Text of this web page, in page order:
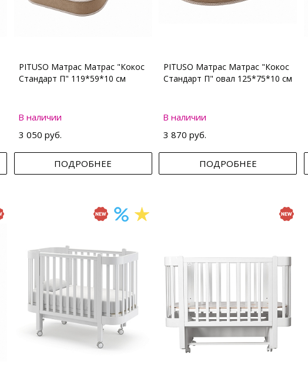
PITUSO Матрас Матрас "Кокос
Стандарт П" 119*59*10 см
В наличии
3 050 руб.
ПОДРОБНЕЕ
PITUSO Матрас Матрас "Кокос
Стандарт П" овал 125*75*10 см
В наличии
3 870 руб.
ПОДРОБНЕЕ